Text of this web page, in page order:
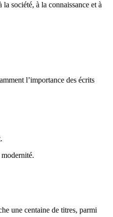
société, à la connaissance et à
l’importance des écrits
une centaine de titres, parmi